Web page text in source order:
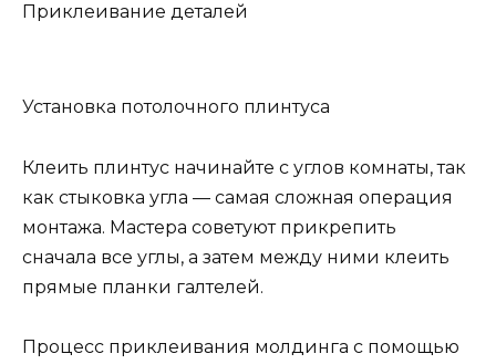
Приклеивание деталей
Установка потолочного плинтуса
Клеить плинтус начинайте с углов комнаты, так
как стыковка угла — самая сложная операция
монтажа. Мастера советуют прикрепить
сначала все углы, а затем между ними клеить
прямые планки галтелей.
Процесс приклеивания молдинга с помощью